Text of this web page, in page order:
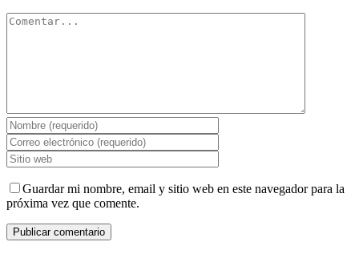
Comentar
Guardar mi nombre, email y sitio web en este navegador para la
próxima vez que comente.